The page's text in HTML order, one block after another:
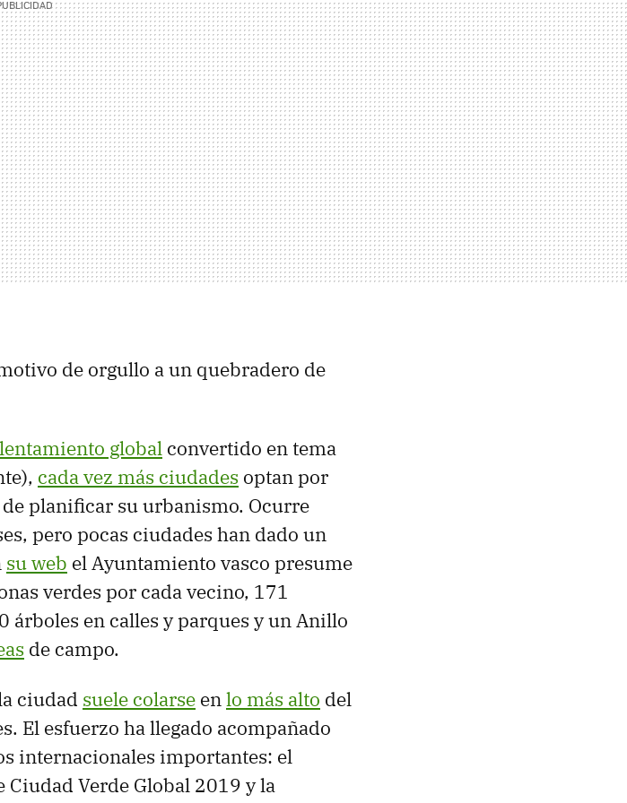
de orgullo a un quebradero de
global convertido en tema
cada vez más ciudades optan por
planificar su urbanismo. Ocurre
pero pocas ciudades han dado un
su web el Ayuntamiento vasco presume
verdes por cada vecino, 171
en calles y parques y un Anillo
de campo.
ciudad suele colarse enlo más alto del
El esfuerzo ha llegado acompañado
internacionales importantes: el
Ciudad Verde Global 2019 y la